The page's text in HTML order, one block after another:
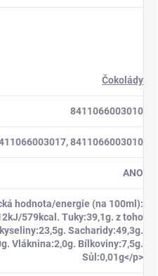
Čokolády
8411066003010
8411066003010
ANO
hodnota/energie (na 100ml):
579kcal. Tuky:39,1g. z toho
Sacharidy:49,3g.
Vláknina:2,0g. Bílkoviny:7,5g.
Sůl:0,01g</p>